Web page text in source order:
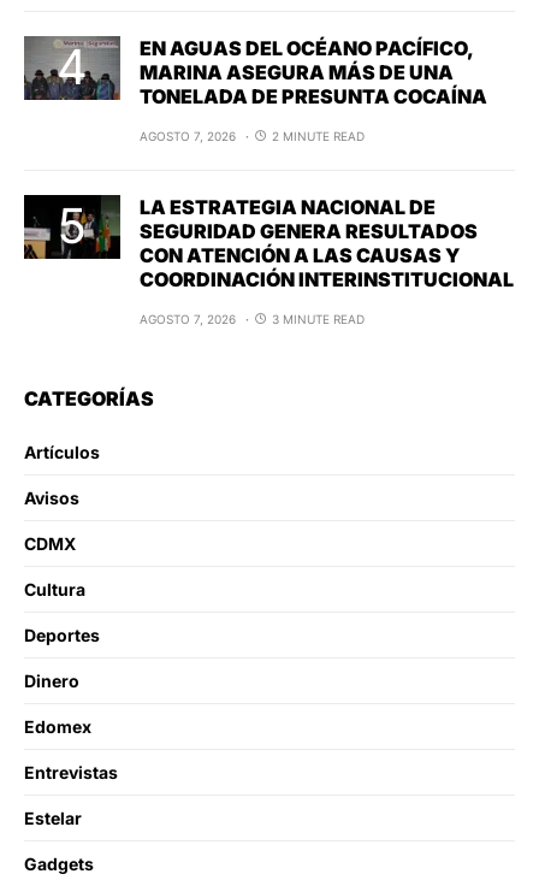
EN AGUAS DEL OCÉANO PACÍFICO,
MARINA ASEGURA MÁS DE UNA
TONELADA DE PRESUNTA COCAÍNA
AGOSTO 7, 2026 2 MINUTE READ
LA ESTRATEGIA NACIONAL DE
SEGURIDAD GENERA RESULTADOS
CON ATENCIÓN A LAS CAUSAS Y
COORDINACIÓN INTERINSTITUCIONAL
AGOSTO 7, 2026 3 MINUTE READ
CATEGORÍAS
Artículos
Avisos
CDMX
Cultura
Deportes
Dinero
Edomex
Entrevistas
Estelar
Gadgets